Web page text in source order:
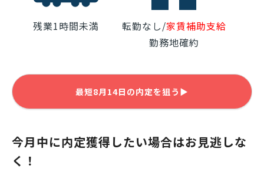
残業1時間未満 転勤なし/家賃補助支給
勤務地確約
最短8月14日 の内定を狙う▶
今月中に内定獲得したい場合はお見逃しな
く！